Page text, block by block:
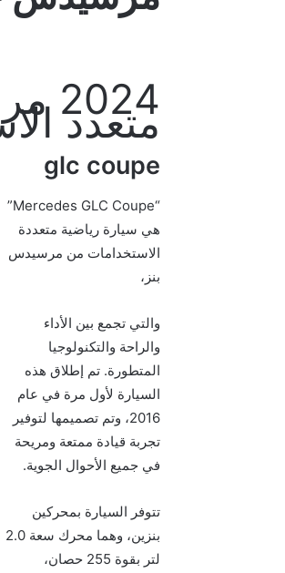
متعدد
glc coupe
“Mercedes GLC Coupe”
هي سيارة رياضية متعددة
الاستخدامات من مرسيدس
بنز،
والتي تجمع بين الأداء
والراحة والتكنولوجيا
المتطورة. تم إطلاق هذه
السيارة لأول مرة في عام
2016، وتم تصميمها لتوفير
تجربة قيادة ممتعة ومريحة
في جميع الأحوال الجوية.
تتوفر السيارة بمحركين
بنزين، وهما محرك سعة 2.0
لتر بقوة 255 حصان،